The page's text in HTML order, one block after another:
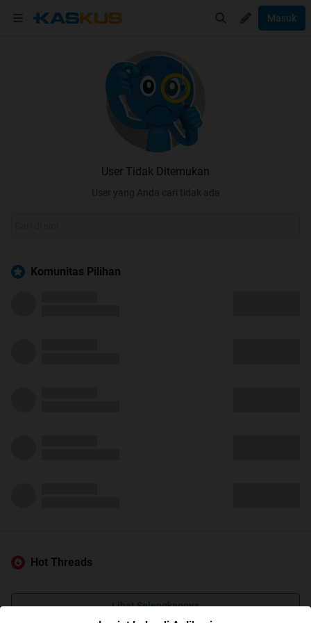
Masuk
User Tidak Ditemukan
User yang Anda cari tidak ada
Komunitas Pilihan
Hot Threads
Lihat Selengkapnya